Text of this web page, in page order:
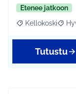
Etenee jatkoon
Rajaa tulokset
Kellokoski
Tutustu